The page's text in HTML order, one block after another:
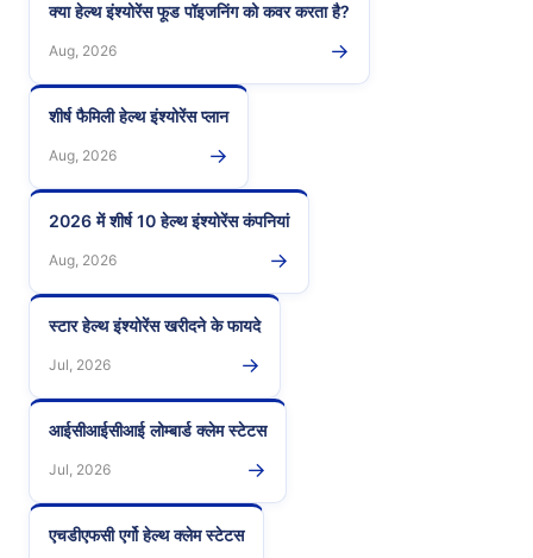
क्या हेल्थ इंश्योरेंस फूड पॉइजनिंग को कवर करता है?
Aug, 2026 →
शीर्ष फैमिली हेल्थ इंश्योरेंस प्लान
Aug, 2026 →
2026 में शीर्ष 10 हेल्थ इंश्योरेंस कंपनियां
Aug, 2026 →
स्टार हेल्थ इंश्योरेंस खरीदने के फायदे
Jul, 2026 →
आईसीआईसीआई लोम्बार्ड क्लेम स्टेटस
Jul, 2026 →
एचडीएफसी एर्गो हेल्थ क्लेम स्टेटस